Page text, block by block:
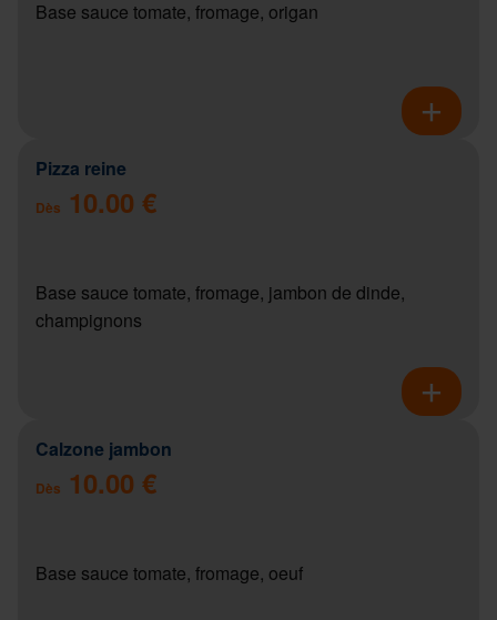
Base sauce tomate, fromage, origan
Pizza reine
Dès 10.00 €
Base sauce tomate, fromage, jambon de dinde,
champignons
Calzone jambon
Dès 10.00 €
Base sauce tomate, fromage, oeuf